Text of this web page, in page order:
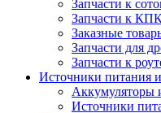
Запчасти к
Запчасти к
Заказные
Запчасти для
Запчасти к
Источники питания
Аккумуляторы
Источники